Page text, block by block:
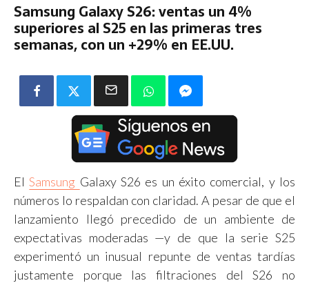
Samsung Galaxy S26: ventas un 4%
superiores al S25 en las primeras tres
semanas, con un +29% en EE.UU.
ElSamsung Galaxy S26 es un éxito comercial, y los
números lo respaldan con claridad. A pesar de que el
lanzamiento llegó precedido de un ambiente de
expectativas moderadas —y de que la serie S25
experimentó un inusual repunte de ventas tardías
justamente porque las filtraciones del S26 no